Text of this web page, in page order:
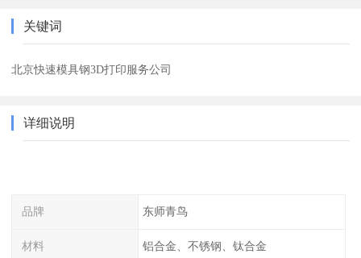
关键词
北京快速模具钢3D打印服务公司
详细说明
品牌 东师青鸟
材料 铝合金、不锈钢、钛合金